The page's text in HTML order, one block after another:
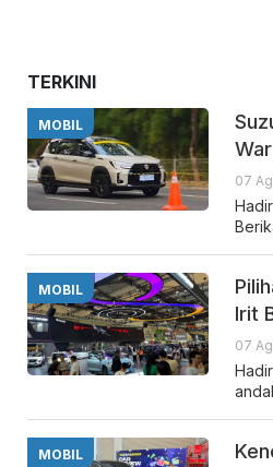
TERKINI
MOBIL
07
MOBIL
Irit
07
MOBIL